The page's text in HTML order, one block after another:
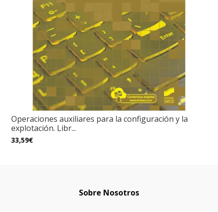
Operaciones auxiliares para la configuración y la
explotación. Libr...
33,59€
Sobre Nosotros